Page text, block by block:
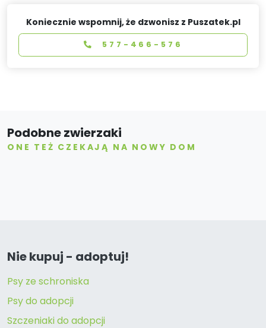
Koniecznie wspomnij, że dzwonisz z Puszatek.pl
577-466-576
Podobne zwierzaki
ONE TEŻ CZEKAJĄ NA NOWY DOM
Nie kupuj - adoptuj!
Psy ze schroniska
Psy do adopcji
Szczeniaki do adopcji